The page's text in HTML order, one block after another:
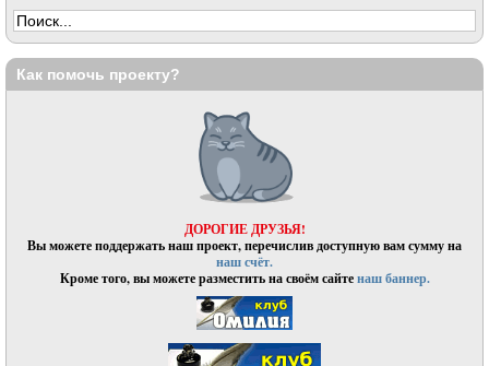
Как помочь проекту?
ДОРОГИЕ ДРУЗЬЯ!
Вы можете поддержать наш проект, перечислив доступную вам сумму на
наш счёт.
Кроме того, вы можете разместить на своём сайтенаш баннер.